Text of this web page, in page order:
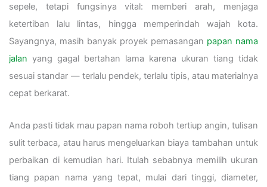
sepele, tetapi fungsinya vital: memberi arah, menjaga
ketertiban lalu lintas, hingga memperindah wajah kota.
Sayangnya, masih banyak proyek pemasangan papan nama
jalan yang gagal bertahan lama karena ukuran tiang tidak
sesuai standar — terlalu pendek, terlalu tipis, atau materialnya
cepat berkarat.
Anda pasti tidak mau papan nama roboh tertiup angin, tulisan
sulit terbaca, atau harus mengeluarkan biaya tambahan untuk
perbaikan di kemudian hari. Itulah sebabnya memilih ukuran
tiang papan nama yang tepat, mulai dari tinggi, diameter,